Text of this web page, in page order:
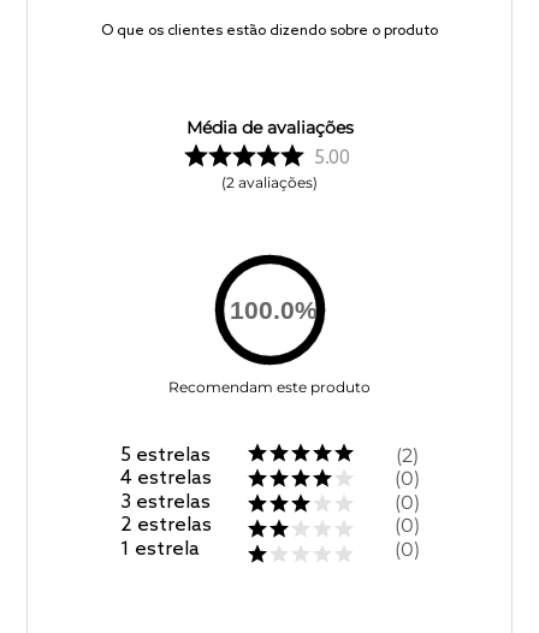
O que os clientes estão dizendo sobre o produto
Média de avaliações
5.00
2 avaliações
100.0%
Recomendam este produto
5 estrelas
4 estrelas
3 estrelas
2 estrelas
1 estrela
2
0
0
0
0